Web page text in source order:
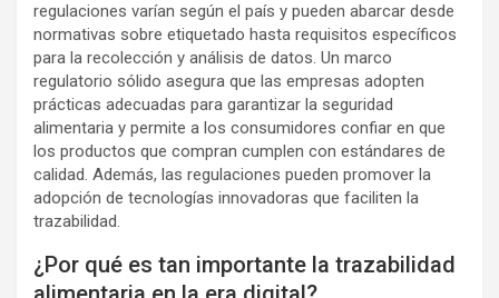
regulaciones varían según el país y pueden abarcar desde
normativas sobre etiquetado hasta requisitos específicos
para la recolección y análisis de datos. Un marco
regulatorio sólido asegura que las empresas adopten
prácticas adecuadas para garantizar la seguridad
alimentaria y permite a los consumidores confiar en que
los productos que compran cumplen con estándares de
calidad. Además, las regulaciones pueden promover la
adopción de tecnologías innovadoras que faciliten la
trazabilidad.
¿Por qué es tan importante la trazabilidad